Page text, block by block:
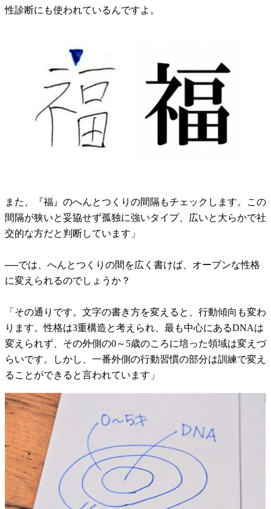
性診断にも使われているんですよ。
また、『福』のへんとつくりの間隔もチェックします。この
間隔が狭いと妥協せず孤独に強いタイプ、広いと大らかで社
交的な方だと判断しています」
──では、へんとつくりの間を広く書けば、オープンな性格
に変えられるのでしょうか？
「その通りです。文字の書き方を変えると、行動傾向も変わ
ります。性格は3重構造と考えられ、最も中心にあるDNAは
変えられず、その外側の0～5歳のころに培った領域は変えづ
らいです。しかし、一番外側の行動習慣の部分は訓練で変え
ることができると言われています」